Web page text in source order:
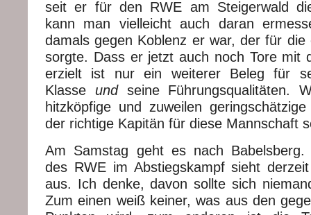
seit er für den RWE am Steigerwald
kann man vielleicht auch daran
damals gegen Koblenz er war, der für die
sorgte. Dass er jetzt auch noch Tore mit
erzielt ist nur ein weiterer Beleg für
Klasse undseine Führungsqualitäten.
hitzköpfige und zuweilen
der richtige Kapitän für diese Mannschaft
Am Samstag geht es nach Babelsberg.
des RWE im Abstiegskampf sieht
aus. Ich denke, davon sollte sich
Zum einen weiß keiner, was aus den